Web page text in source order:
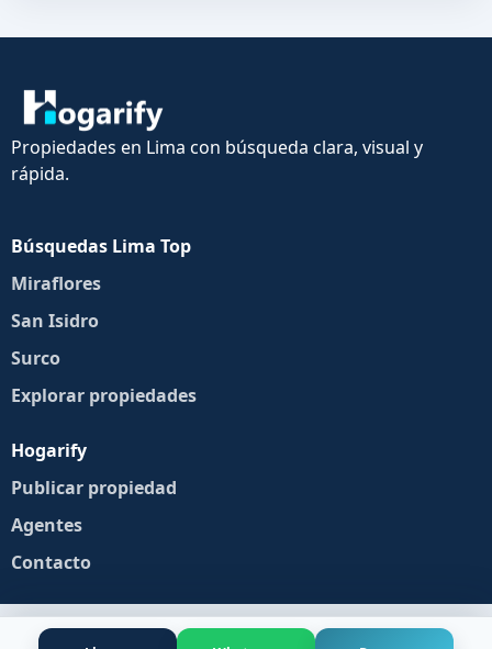
Propiedades en Lima con búsqueda clara, visual y
rápida.
Búsquedas Lima Top
Miraflores
San Isidro
Surco
Explorar propiedades
Hogarify
Publicar propiedad
Agentes
Contacto